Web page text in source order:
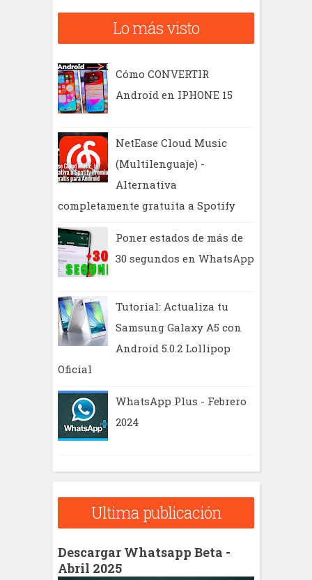
c
Lo más visto
Cómo CONVERTIR
Android en IPHONE 15
NetEase Cloud Music
(Multilenguaje) -
Alternativa
completamente gratuita a Spotify
Poner estados de más de
30 segundos en WhatsApp
Tutorial: Actualiza tu
Samsung Galaxy A5 con
Android 5.0.2 Lollipop
Oficial
WhatsApp Plus - Febrero
2024
Ultima publicación
Descargar Whatsapp Beta -
Abril 2025